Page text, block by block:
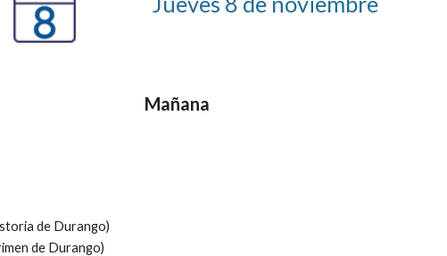
Mañana
de Durango)
de Durango)